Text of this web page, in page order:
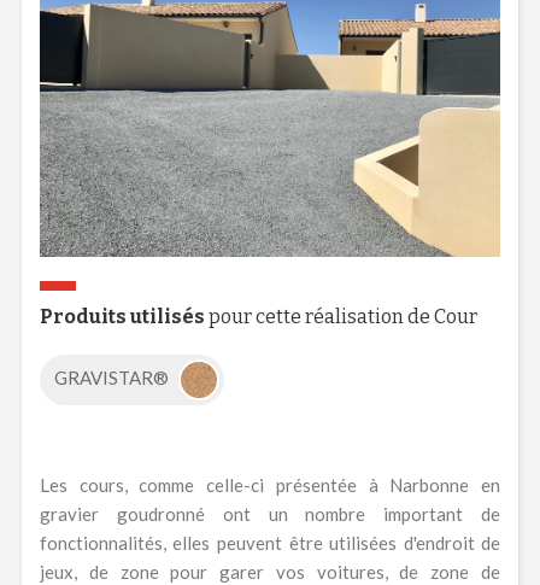
Produits utilisés pour cette réalisation de Cour
GRAVISTAR®
Les cours, comme celle-ci présentée à Narbonne en
gravier goudronné ont un nombre important de
fonctionnalités, elles peuvent être utilisées d'endroit de
jeux, de zone pour garer vos voitures, de zone de